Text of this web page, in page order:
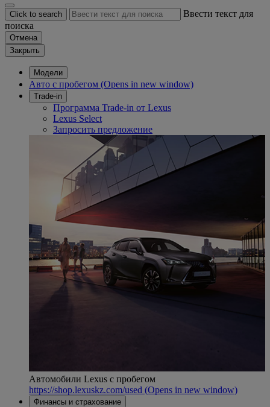
Click to search
Ввести текст для
поиска
Отмена
Закрыть
Модели
Авто с пробегом (Opens in new window)
Trade-in
Программа Trade-in от Lexus
Lexus Select
Запросить предложение
Автомобили Lexus с пробегом
https://shop.lexuskz.com/used (Opens in new window)
Финансы и страхование